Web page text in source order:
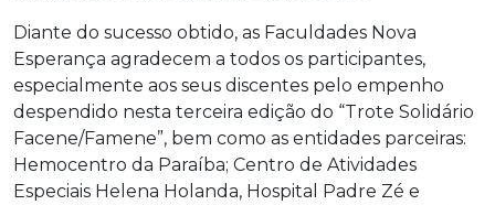
Diante do sucesso obtido, as Faculdades Nova
Esperança agradecem a todos os participantes,
especialmente aos seus discentes pelo empenho
despendido nesta terceira edição do “Trote Solidário
Facene/Famene”, bem como as entidades parceiras:
Hemocentro da Paraíba; Centro de Atividades
Especiais Helena Holanda, Hospital Padre Zé e